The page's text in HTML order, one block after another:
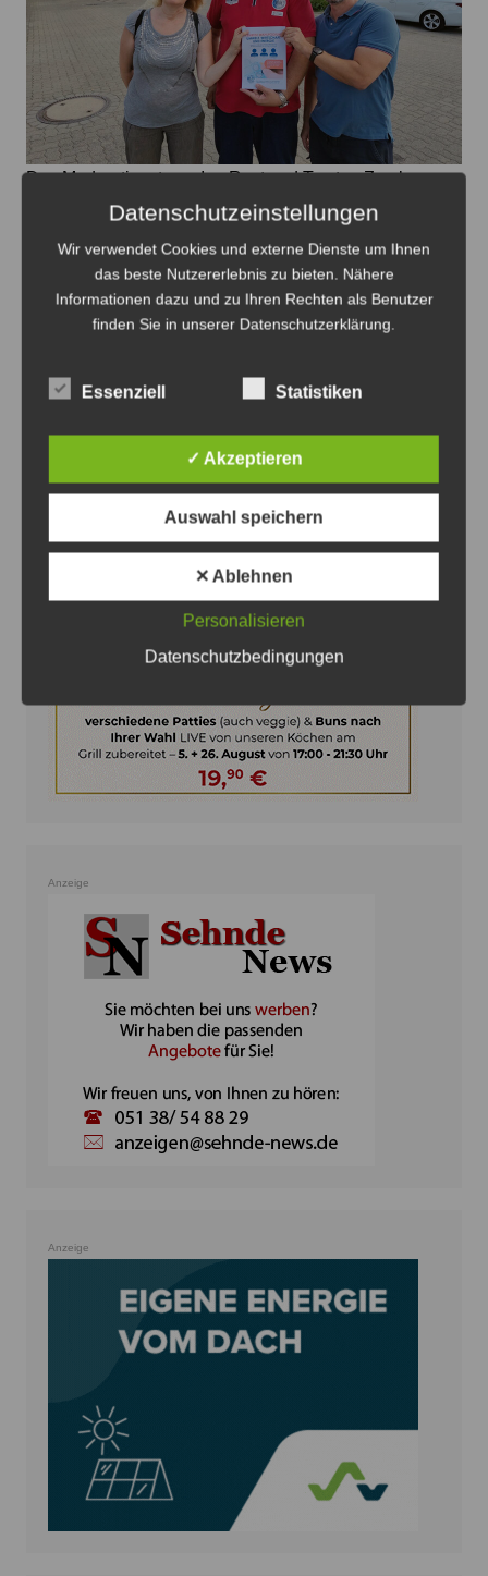
Das Moderationsteam Ina Rust und Torsten Zemke
zusammen mit Grund-Mitarbeiter Frank Rose (v.li.) vor
Zwölf
Wahlpodium zum Thema Umwelt,
Wirtschaft und Energie in Lehrte
7. August 2026
Anzeige
Anzeige
Datenschutzeinstellungen
Wir verwendet Cookies und externe Dienste um Ihnen
das beste Nutzererlebnis zu bieten. Nähere
Informationen dazu und zu Ihren Rechten als Benutzer
finden Sie in unserer Datenschutzerklärung.
Essenziell Statistiken
✓ Akzeptieren
Auswahl speichern
✕ Ablehnen
Personalisieren
Datenschutzbedingungen